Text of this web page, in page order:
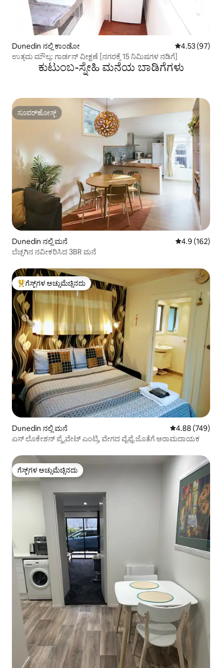
Dunedin ನಲ್ಲಿ ಕಾಂಡೋ 5 ರಲ್ಲಿ 4.53
4.53 (97)
ಉತ್ತಮ ಮೌಲ್ಯ: ಗಾರ್ಡನ್ ವೀಕ್ಷಣೆ [ನಗರಕ್ಕೆ 15 ನಿಮಿಷಗಳ ನಡಿಗೆ]
ಕುಟುಂಬ-ಸ್ನೇಹಿ ಮನೆಯ ಬಾಡಿಗೆಗಳು
ಸೂಪರ್‌ಹೋಸ್ಟ್
ಸೂಪರ್‌ಹೋಸ್ಟ್
Dunedin ನಲ್ಲಿ ಮನೆ 5 ರಲ್ಲಿ 4.9
4.9 (162)
ಬೆಚ್ಚಗಿನ ನವೀಕರಿಸಿದ 3BR ಮನೆ
ಗೆಸ್ಟ್‌ಗಳಿಗೆ ಅತಿ ಹೆಚ್ಚು ಅಚ್ಚುಮೆಚ್ಚಿನದು
ಗೆಸ್ಟ್‌ಗಳ ಅಚ್ಚುಮೆಚ್ಚಿನದು
Dunedin ನಲ್ಲಿ ಮನೆ 5 ರಲ್ಲಿ 4.88
4.88 (749)
ಏಸ್ ಲೊಕೇಶನ್ ಪ್ರೈವೇಟ್ ಎಂಟ್ರಿ, ವೇಗದ ವೈಫೈ ಜೊತೆಗೆ ಆರಾಮದಾಯಕ
ಗೆಸ್ಟ್‌ಗಳ ಅಚ್ಚುಮೆಚ್ಚಿನದು
ಗೆಸ್ಟ್‌ಗಳ ಅಚ್ಚುಮೆಚ್ಚಿನದು